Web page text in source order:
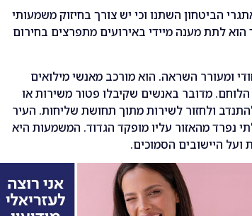
הביטחון השתנו וכי יש צורך בחיזוק משמעותי
לתת מענה מיידי באירועים מתפרצים בחירום
ומעורר השראה. הוא מורכב מאנשי מילואים
מדובר באנשים שקיבלו פטור משירות או
ולחזור לשירות מתוך תחושת שליחות. העיר
נפרד מהאזור עליו מופקד הגדוד. המשמעות היא
ועל היישובים הסמוכים.